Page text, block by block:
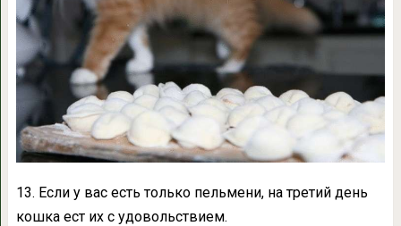
13. Если у вас есть только пельмени, на третий день
кошка ест их с удовольствием.